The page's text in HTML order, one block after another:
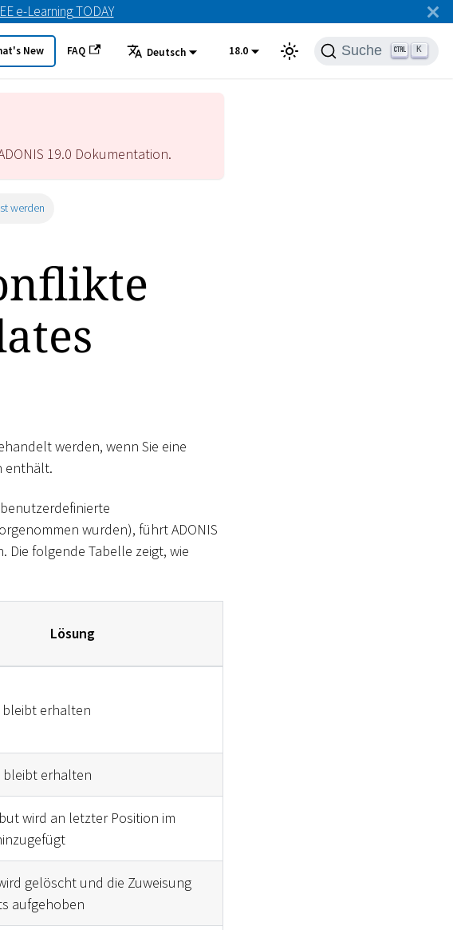
e-Learning TODAY
New FAQ Deutsch 18.0 Suche K
19.0 Dokumentation.
werden
werden, wenn Sie eine
enthält.
wurden), führt ADONIS
Die folgende Tabelle zeigt, wie
Lösung
bleibt erhalten
bleibt erhalten
wird an letzter Position im
gelöscht und die Zuweisung
aufgehoben